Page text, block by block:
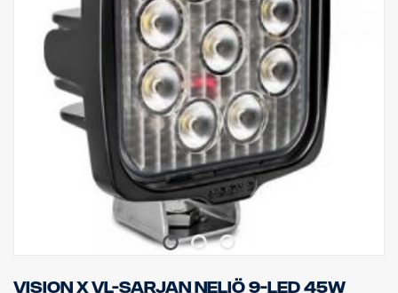
Vision X VL-sarjan neliö 9-LED 45W